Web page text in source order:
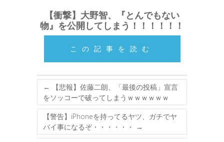
【衝撃】大野智、『とんでもない
物』を公開してしまう！！！！！！
この記事を読む
←
【悲報】佐藤二朗、「最後の投稿」宣言
をソッコーで破ってしまうｗｗｗｗｗｗ
【警告】iPhoneを持ってるヤツ、ガチでヤ
バイ事になるぞ・・・・・・
→